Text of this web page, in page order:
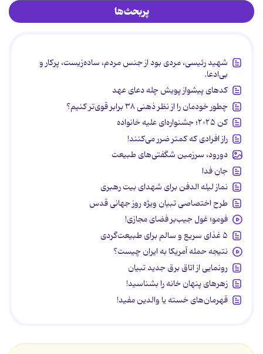
پربحث‌ها
شهید رئیسی، مردی بود از جنس مردم، ساده‌زیست، پرکار و
بی‌ادعا.
کدهای پیشواز پویش چله دعای عهد
چطور خودمان را از نظر ذهنی ۳۸ برابر قوی‌تر کنیم؟
کن ۲۰۲۵؛ جشنواره‌ای علیه خانواده
راز افرادی که کمتر ضرر می‌کنند!
دورود، سرزمین شگفتی‌های طبیعت
جان فدا
نماز لیله الدفن برای شهدای بیت رهبری
طرح اختصاصی تبیان ویژه روز جهانی قدس
فومو؛ غول جیب‌بر فضای مجازی!
۵ غذای سریع و سالم برای طبیعت‌گردی
نتیجه حمله آمریکا به ایران چیست؟
رونمایی از اتاق برق جدید تبیان
زهرهای پنهان خانه را بشناسید!
قهرمان‌های خسته یا والدین مفید!